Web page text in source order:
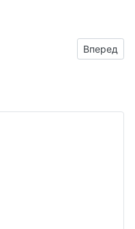
для коллег к
Вперед